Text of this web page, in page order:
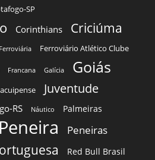
SP
Corinthians Criciúma
Ferroviária Ferroviário Atlético Clube
Francana Galícia Goiás
Juventude
RS Náutico Palmeiras
Peneira Peneiras
Red Bull Brasil